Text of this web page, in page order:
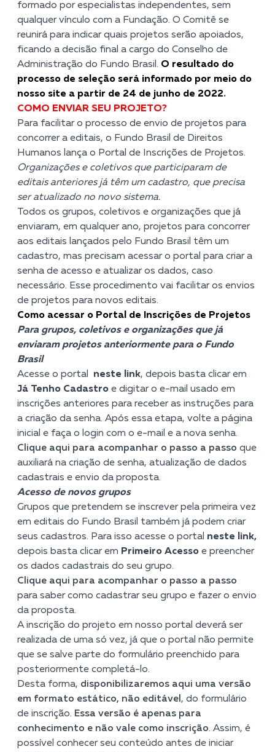
formado por especialistas independentes, sem
qualquer vínculo com a Fundação. O Comitê se
reunirá para indicar quais projetos serão apoiados,
ficando a decisão final a cargo do Conselho de
Administração do Fundo Brasil. O resultado do
processo de seleção será informado por meio do
nosso site a partir de 24 de junho de 2022.
COMO ENVIAR SEU PROJETO?
Para facilitar o processo de envio de projetos para
concorrer a editais, o Fundo Brasil de Direitos
Humanos lança o Portal de Inscrições de Projetos.
Organizações e coletivos que participaram de
editais anteriores já têm um cadastro, que precisa
ser atualizado no novo sistema.
Todos os grupos, coletivos e organizações que já
enviaram, em qualquer ano, projetos para concorrer
aos editais lançados pelo Fundo Brasil têm um
cadastro, mas precisam acessar o portal para criar a
senha de acesso e atualizar os dados, caso
necessário. Esse procedimento vai facilitar os envios
de projetos para novos editais.
Como acessar o Portal de Inscrições de Projetos
Para grupos, coletivos e organizações que já
enviaram projetos anteriormente para o Fundo
Brasil
Acesse o portal
neste link, depois basta clicar em
Já Tenho Cadastro e digitar o e-mail usado em
inscrições anteriores para receber as instruções para
a criação da senha. Após essa etapa, volte a página
inicial e faça o login com o e-mail e a nova senha.
Clique aqui para acompanhar o passo a passo que
auxiliará na criação de senha, atualização de dados
cadastrais e envio da proposta.
Acesso de novos grupos
Grupos que pretendem se inscrever pela primeira vez
em editais do Fundo Brasil também já podem criar
seus cadastros. Para isso acesse o portal neste link,
depois basta clicar em Primeiro Acesso e preencher
os dados cadastrais do seu grupo.
Clique aqui para acompanhar o passo a passo
para saber como cadastrar seu grupo e fazer o envio
da proposta.
A inscrição do projeto em nosso portal deverá ser
realizada de uma só vez, já que o portal não permite
que se salve parte do formulário preenchido para
posteriormente completá-lo.
Desta forma, disponibilizaremos aqui uma versão
em formato estático, não editável, do formulário
de inscrição. Essa versão é apenas para
conhecimento e não vale como inscrição. Assim, é
possível conhecer seu conteúdo antes de iniciar